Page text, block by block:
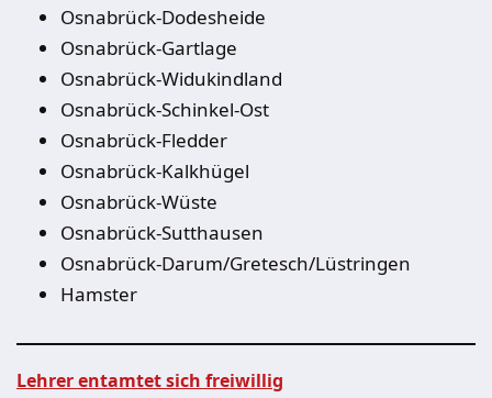
Osnabrück-Dodesheide
Osnabrück-Gartlage
Osnabrück-Widukindland
Osnabrück-Schinkel-Ost
Osnabrück-Fledder
Osnabrück-Kalkhügel
Osnabrück-Wüste
Osnabrück-Sutthausen
Osnabrück-Darum/Gretesch/Lüstringen
Hamster
Lehrer entamtet sich freiwillig